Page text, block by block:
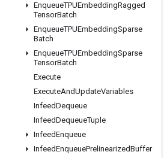
EnqueueTPUEmbeddingRagged
TensorBatch
EnqueueTPUEmbeddingSparse
Batch
EnqueueTPUEmbeddingSparse
TensorBatch
Execute
ExecuteAndUpdateVariables
InfeedDequeue
InfeedDequeueTuple
InfeedEnqueue
InfeedEnqueuePrelinearizedBuffer